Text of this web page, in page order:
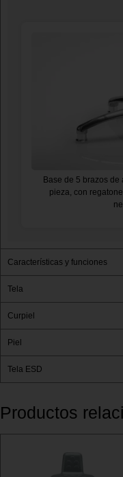
Base de 5 brazos
pieza, con
Características y funciones
Tela
Curpiel
Piel
Tela ESD
Productos